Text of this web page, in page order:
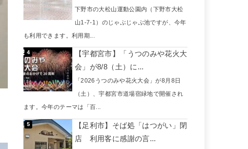
下野市の大松山運動公園内（下野市大松
山1-7-1）のじゃぶじゃぶ池ですが、今年
も利用できます。利用期...
【宇都宮市】「うつのみや花火大
会」が8/8（土）に...
「2026うつのみや花火大会」が8月8日
（土）、宇都宮市道場宿緑地で開催され
ます。今年のテーマは「百...
【足利市】そば処「はつがい」閉
店 利用客に感謝の言...